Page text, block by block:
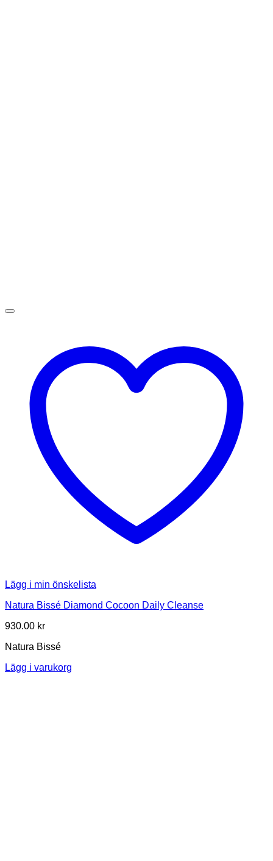
Lägg i min önskelista
Natura Bissé Diamond Cocoon Daily Cleanse
930.00 kr
Natura Bissé
Lägg i varukorg